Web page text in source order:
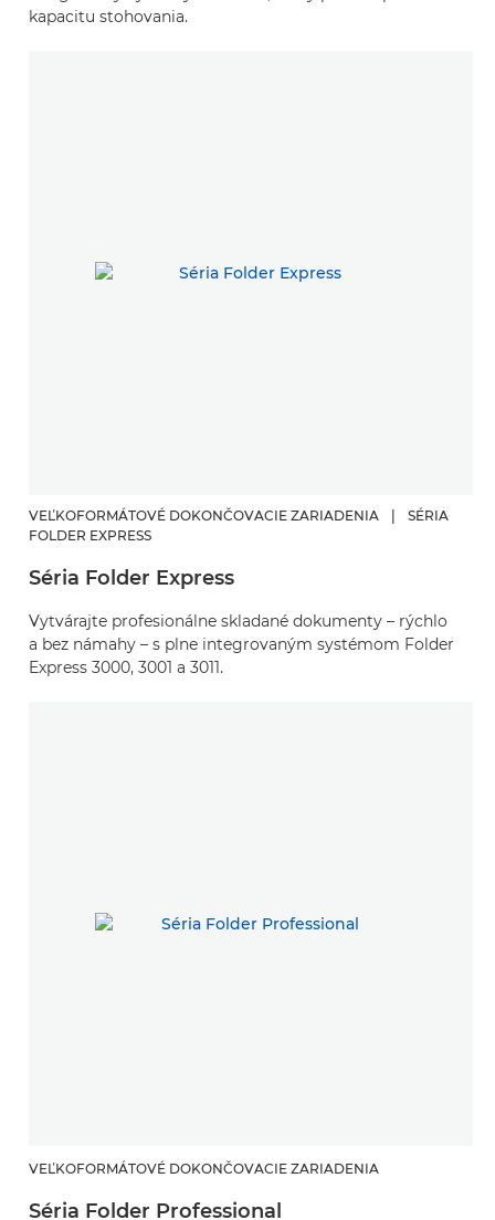
kapacitu stohovania.
VEĽKOFORMÁTOVÉ DOKONČOVACIE ZARIADENIA
SÉRIA
FOLDER EXPRESS
Séria Folder Express
Vytvárajte profesionálne skladané dokumenty – rýchlo
a bez námahy – s plne integrovaným systémom Folder
Express 3000, 3001 a 3011.
VEĽKOFORMÁTOVÉ DOKONČOVACIE ZARIADENIA
Séria Folder Professional